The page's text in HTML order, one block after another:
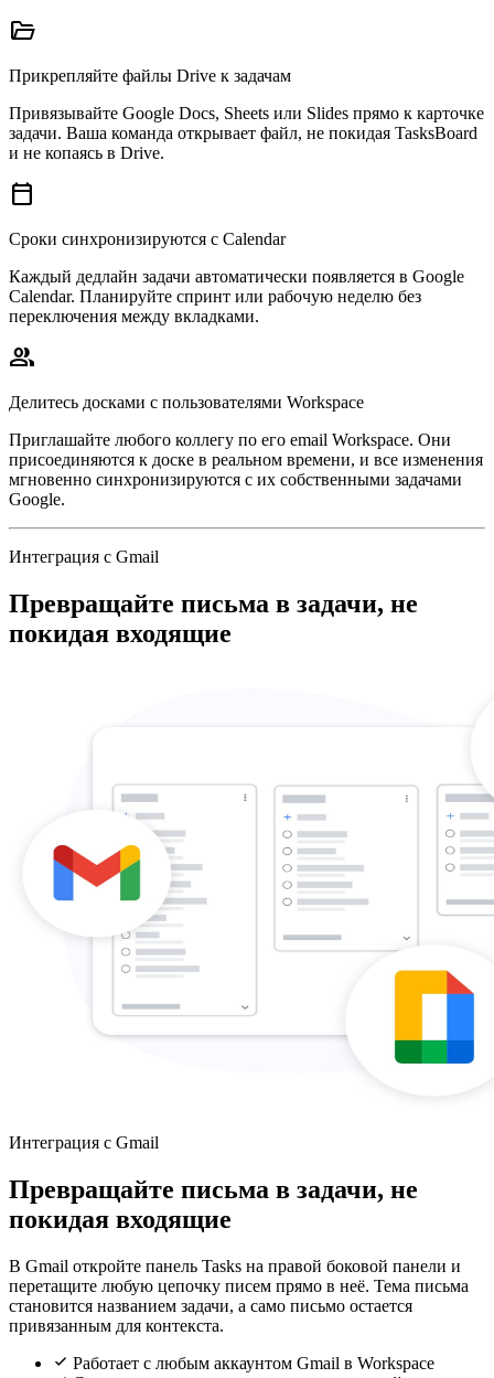
folder_open
Прикрепляйте файлы Drive к задачам
Привязывайте Google Docs, Sheets или Slides прямо к карточке
задачи. Ваша команда открывает файл, не покидая TasksBoard
и не копаясь в Drive.
calendar_today
Сроки синхронизируются с Calendar
Каждый дедлайн задачи автоматически появляется в Google
Calendar. Планируйте спринт или рабочую неделю без
переключения между вкладками.
group
Делитесь досками с пользователями Workspace
Приглашайте любого коллегу по его email Workspace. Они
присоединяются к доске в реальном времени, и все изменения
мгновенно синхронизируются с их собственными задачами
Google.
Интеграция с Gmail
Превращайте письма в задачи, не
покидая входящие
Интеграция с Gmail
Превращайте письма в задачи, не
покидая входящие
В Gmail откройте панель Tasks на правой боковой панели и
перетащите любую цепочку писем прямо в неё. Тема письма
становится названием задачи, а само письмо остается
привязанным для контекста.
Работает с любым аккаунтом Gmail в Workspace